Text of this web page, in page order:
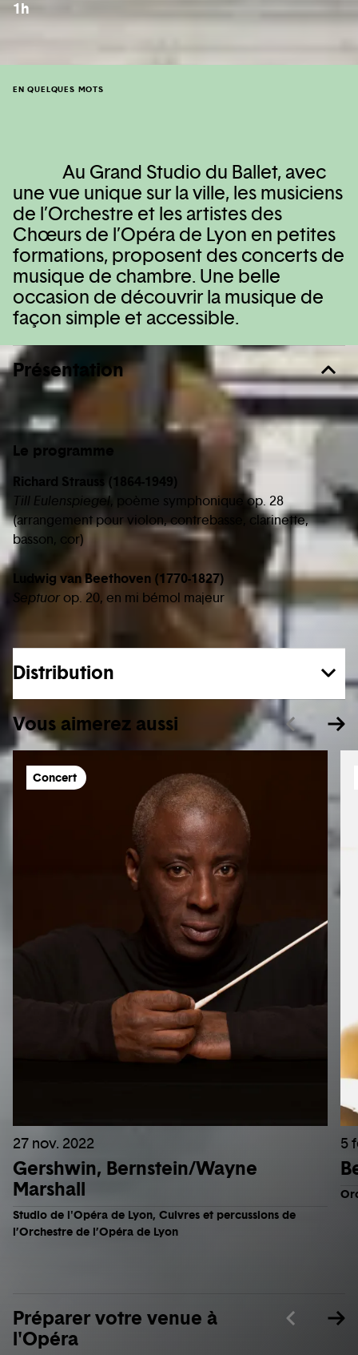
1h
EN QUELQUES MOTS
Au Grand Studio du Ballet, avec
une vue unique sur la ville, les musiciens
de l’Orchestre et les artistes des
Chœurs de l’Opéra de Lyon en petites
formations, proposent des concerts de
musique de chambre. Une belle
occasion de découvrir la musique de
façon simple et accessible.
Présentation
Le programme
Richard Strauss (1864-1949)
Till Eulenspiegel, poème symphonique op. 28
(arrangement pour violon, contrebasse, clarinette,
basson, cor)
Ludwig van Beethoven (1770-1827)
Septuorop. 20, en mi bémol majeur
Distribution
Vous aimerez aussi
Concert
27 nov. 2022
Gershwin, Bernstein/Wayne
Marshall
Studio de l'Opéra de Lyon, Cuivres et percussions de
l’Orchestre de l’Opéra de Lyon
5
Préparer votre venue à
l'Opéra